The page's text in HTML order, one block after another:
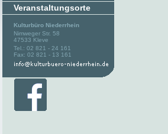
Veranstaltungsorte
Kulturbüro Niederrhein
Nimweger Str. 58
47533 Kleve
Tel.: 02 821 - 24 161
Fax: 02 821 - 13 161